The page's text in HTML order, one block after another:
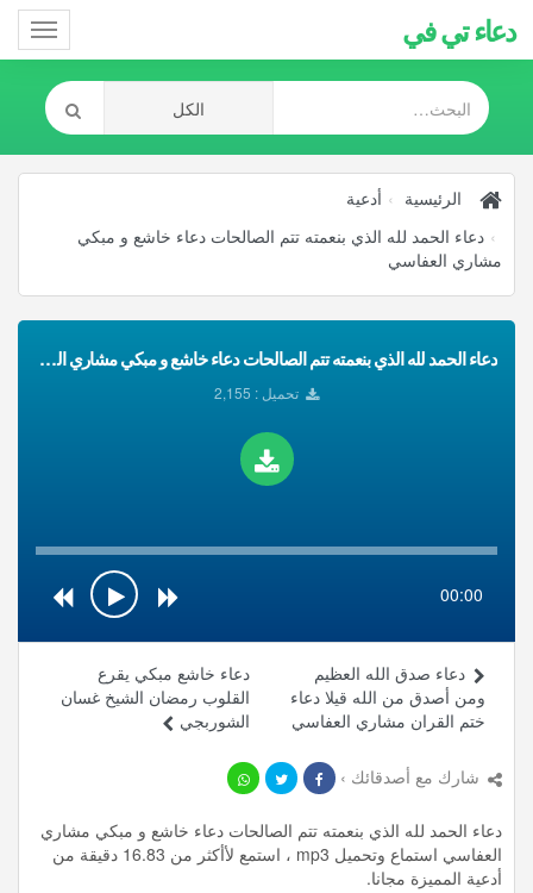
دعاء تي في
الرئيسية
أدعية
دعاء الحمد لله الذي بنعمته تتم الصالحات دعاء خاشع و مبكي
مشاري العفاسي
دعاء الحمد لله الذي بنعمته تتم الصالحات دعاء خاشع و مبكي مشاري العفاسي تحميل Mp3
تحميل : 2,155
00:00
دعاء خاشع مبكي يقرع
القلوب رمضان الشيخ غسان
الشوربجي
دعاء صدق الله العظيم
ومن أصدق من الله قيلا دعاء
ختم القران مشاري العفاسي
شارك مع أصدقائك ›
دعاء الحمد لله الذي بنعمته تتم الصالحات دعاء خاشع و مبكي مشاري
العفاسي استماع وتحميل mp3 ، استمع لأأكثر من 16.83 دقيقة من
أدعية المميزة مجانا.